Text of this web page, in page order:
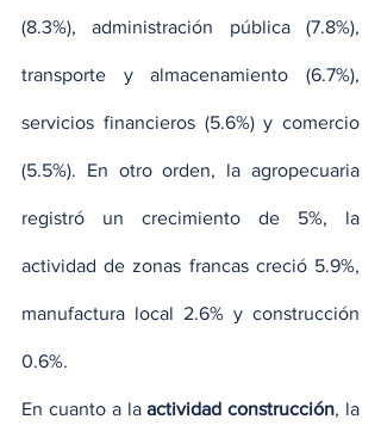
(8.3%), administración pública (7.8%),
transporte y almacenamiento (6.7%),
servicios financieros (5.6%) y comercio
(5.5%). En otro orden, la agropecuaria
registró un crecimiento de 5%, la
actividad de zonas francas creció 5.9%,
manufactura local 2.6% y construcción
0.6%.
En cuanto a la actividad construcción, la